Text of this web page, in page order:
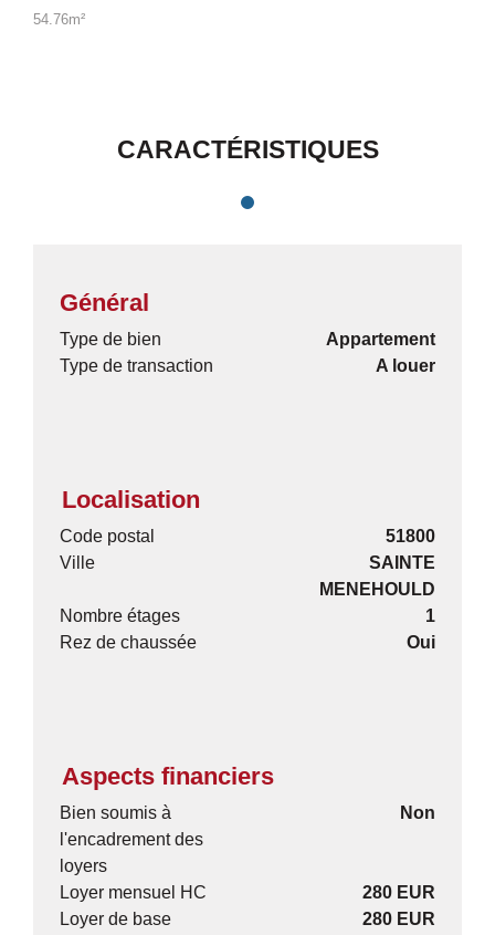
54.76m²
CARACTÉRISTIQUES
Général
Type de bien
Appartement
Type de transaction
A louer
Localisation
Code postal
51800
Ville
SAINTE
MENEHOULD
Nombre étages
1
Rez de chaussée
Oui
Aspects financiers
Bien soumis à
l'encadrement des
loyers
Non
Loyer mensuel HC
280 EUR
Loyer de base
280 EUR